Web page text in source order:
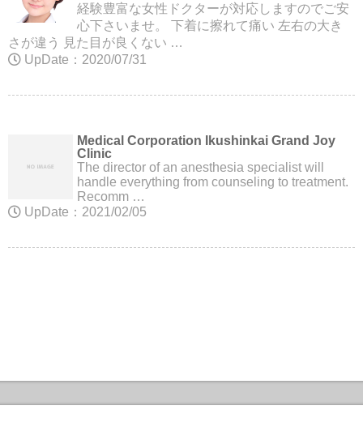
経験豊富な女性ドクターが対応しますのでご安
心下さいませ。 下着に擦れて痛い 左右の大き
さが違う 見た目が良くない …
UpDate：2020/07/31
Medical Corporation Ikushinkai Grand Joy
Clinic
The director of an anesthesia specialist will
handle everything from counseling to treatment.
Recomm …
UpDate：2021/02/05